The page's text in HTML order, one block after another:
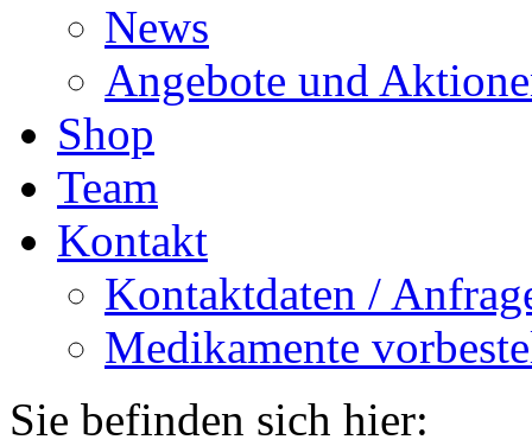
News
Angebote und
Shop
Team
Kontakt
Kontaktdaten /
Medikamente
Sie befinden sich hier: